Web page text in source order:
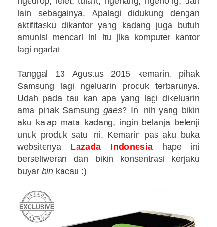
lain sebagainya. Apalagi didukung dengan
aktifitasku dikantor yang kadang juga butuh
amunisi mencari ini itu jika komputer kantor
lagi ngadat.
Tanggal 13 Agustus 2015 kemarin, pihak
Samsung lagi ngeluarin produk terbarunya.
Udah pada tau kan apa yang lagi dikeluarin
ama pihak Samsunggaes? Ini nih yang bikin
aku kalap mata kadang, ingin belanja belenji
unuk produk satu ini. Kemarin pas aku buka
websitenya Lazada Indonesia hape ini
berseliweran dan bikin konsentrasi kerjaku
buyar bin kacau :)